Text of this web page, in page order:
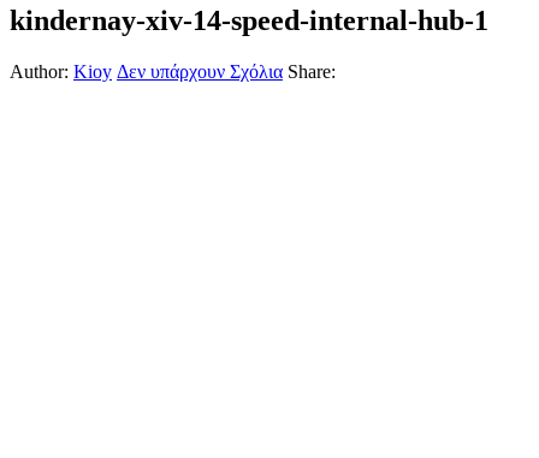
kindernay-xiv-14-speed-internal-hub-1
Author: Kioy Δεν υπάρχουν Σχόλια Share: